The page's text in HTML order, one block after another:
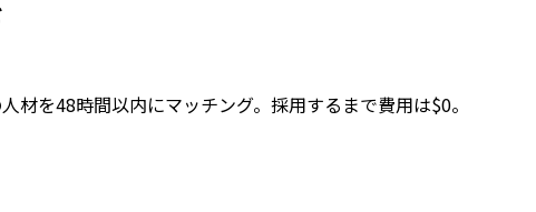
を48時間以内にマッチング。採用するまで費用は$0。